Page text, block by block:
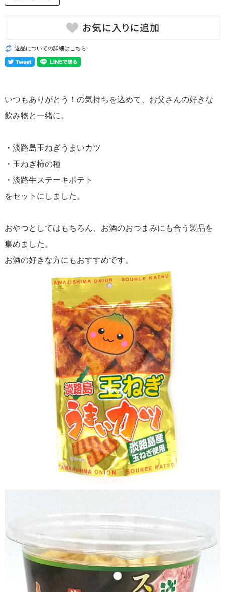
返品についての詳細はこちら
いつもありがとう！の気持ちを込めて、お父さんの好きな
飲み物と一緒に。
・淡路島玉ねぎうまいカツ
・玉ねぎ柿の種
・淡路牛ステーキポテト
をセットにしました。
おやつとしてはもちろん、お酒のおつまみにも合う製品を
集めました。
お酒の好きな方にもおすすめです。